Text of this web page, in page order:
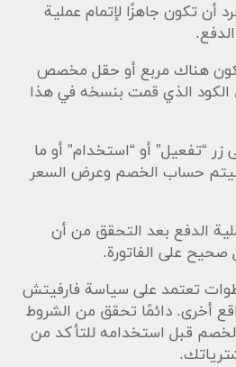
أن تكون جاهزًا لإتمام عملية
هناك مربع أو حقل مخصص
الكود الذي قمت بنسخه في هذا
زر “تفعيل” أو “استخدام” أو ما
حساب الخصم وعرض السعر
الدفع بعد التحقق من أن
على الفاتورة.
تعتمد على سياسة فارفيتش
أخرى. دائمًا تحقق من الشروط
الخصم قبل استخدامه للتأكد من